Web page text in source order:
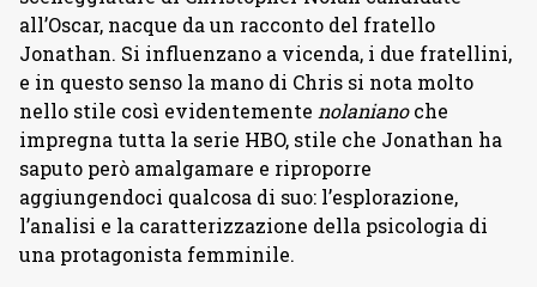
all’Oscar, nacque da un racconto del fratello
Jonathan. Si influenzano a vicenda, i due fratellini,
e in questo senso la mano di Chris si nota molto
nello stile così evidentemente nolanianoche
impregna tutta la serie HBO, stile che Jonathan ha
saputo però amalgamare e riproporre
aggiungendoci qualcosa di suo: l’esplorazione,
l’analisi e la caratterizzazione della psicologia di
una protagonista femminile.